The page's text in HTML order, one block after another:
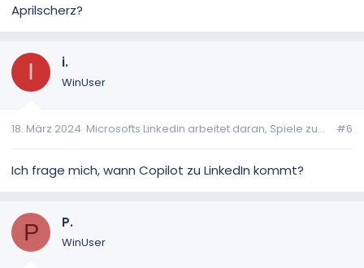
Aprilscherz?
I i.
WinUser
18. März 2024 Microsofts Linkedin arbeitet daran, Spiele zu... #6
Ich frage mich, wann Copilot zu LinkedIn kommt?
P P.
WinUser